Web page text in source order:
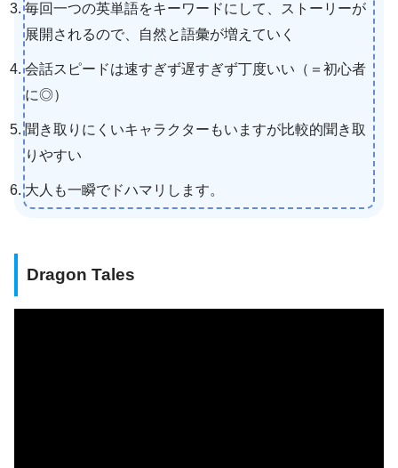
毎回一つの英単語をキーワードにして、ストーリーが
展開されるので、自然と語彙が増えていく
会話スピードは速すぎず遅すぎず丁度いい（＝初心者
に◎）
聞き取りにくいキャラクターもいますが比較的聞き取
りやすい
大人も一瞬でドハマリします。
Dragon Tales